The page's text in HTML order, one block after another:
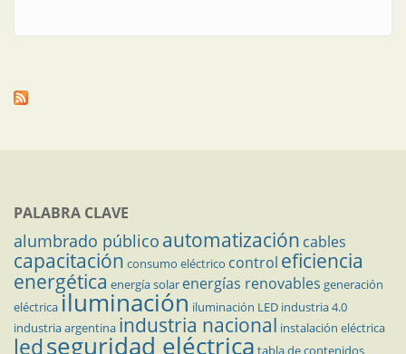
PALABRA CLAVE
alumbrado público automatización cables
capacitación consumo eléctrico control eficiencia
energética energía solar energías renovables generación
eléctricailuminación iluminación LED industria 4.0
industria argentina industria nacional instalación eléctrica
ledseguridad eléctrica tabla de contenidos